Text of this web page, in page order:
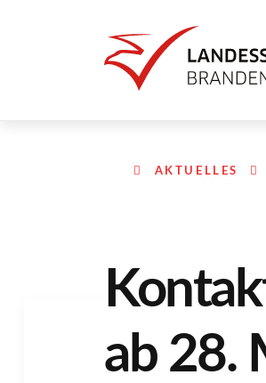
AKTUELLES
ab 28.